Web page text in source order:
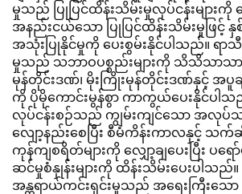
မှုသည် ပြုပြင်ထိန်းသိမ်းမှုလုပ်ငန်းများကို လျှ
အနည်းငယ်သော ပြုပြင်ထိန်းသိမ်းမှုဖြင့် နှ
အသုံးပြုနိုင်မှုကို ပေးစွမ်းနိုင်ပါသည်။ ရ
မှုသည် သဘာဝပစ္စည်းများကို သိသိသာသာ
မုန်တိုင်းဒဏ်၊ မိုးကြိုးမုန်တိုင်းဒဏ်နှင့် အပူချိ
ကို ပိုမိုကောင်းမွန်စွာ ကာကွယ်ပေးနိုင်ပါ
လုပ်ငန်းစဉ်သည် ကျွမ်းကျင်သော အလုပ်သ
လျော့နည်းစေပြီး စီမံကိန်းကာလနှင့် သ
ကုန်ကျစရိတ်များကို လျှော့ချပေးပြီး ပ
ဆင်မှုစံနှုန်းများကို ထိန်းသိမ်းပေးပါသည်။
အန္တရာယ်ကင်းရှင်းမှုသည် အရေးကြီးသေ